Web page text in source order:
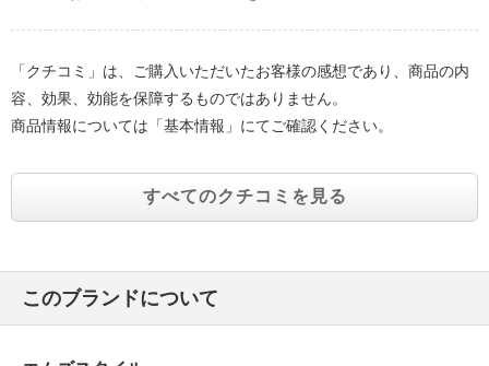
「クチコミ」は、ご購入いただいたお客様の感想であり、商品の内
容、効果、効能を保障するものではありません。
商品情報については「基本情報」にてご確認ください。
すべてのクチコミを見る
このブランドについて